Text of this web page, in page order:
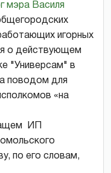
мэра Василя
игорных
о действующем
"Универсам" в
поводом для
«на
ИП
по его словам,